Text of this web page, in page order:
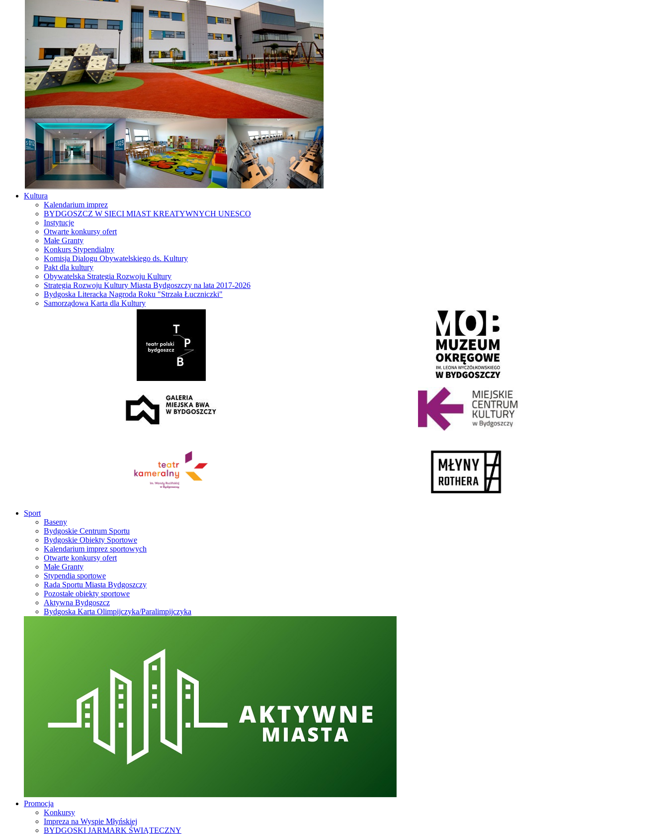
Kultura
Kalendarium imprez
BYDGOSZCZ W SIECI MIAST KREATYWNYCH UNESCO
Instytucje
Otwarte konkursy ofert
Małe Granty
Konkurs Stypendialny
Komisja Dialogu Obywatelskiego ds. Kultury
Pakt dla kultury
Obywatelska Strategia Rozwoju Kultury
Strategia Rozwoju Kultury Miasta Bydgoszczy na lata 2017-2026
Bydgoska Literacka Nagroda Roku "Strzała Łuczniczki"
Samorządowa Karta dla Kultury
Sport
Baseny
Bydgoskie Centrum Sportu
Bydgoskie Obiekty Sportowe
Kalendarium imprez sportowych
Otwarte konkursy ofert
Małe Granty
Stypendia sportowe
Rada Sportu Miasta Bydgoszczy
Pozostałe obiekty sportowe
Aktywna Bydgoszcz
Bydgoska Karta Olimpijczyka/Paralimpijczyka
Promocja
Konkursy
Impreza na Wyspie Młyńskiej
BYDGOSKI JARMARK ŚWIĄTECZNY